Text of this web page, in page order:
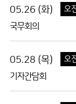
05.26 (화) 오
국무회의
05.28 (목) 오
기자간담회